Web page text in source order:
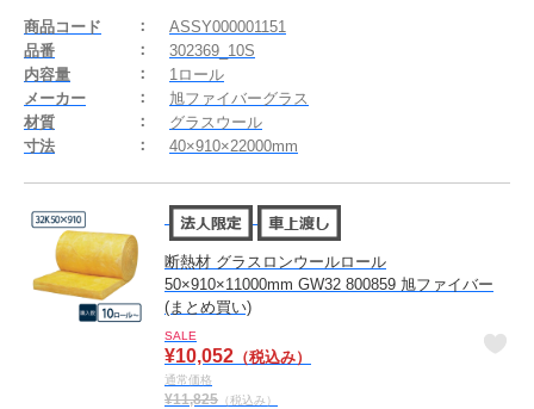
商品コード
ASSY000001151
品番
302369_10S
内容量
1ロール
メーカー
旭ファイバーグラス
材質
グラスウール
寸法
40×910×22000mm
断熱材 グラスロンウールロール
50×910×11000mm GW32 800859 旭ファイバー
(まとめ買い)
SALE
¥10,052 （税込み）
通常価格
¥11,825 （税込み）